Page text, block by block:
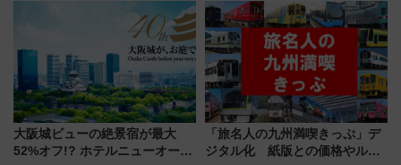
せば空きが見つかることも 混
雑避ける「空席」探しのコツ
大阪城ビューの絶景宿が最大
52%オフ!? ホテルニューオータ
「旅名人の九州満喫きっぷ」デ
ジタル化 紙版との価格やルー